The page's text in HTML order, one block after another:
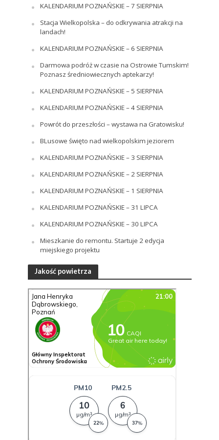
KALENDARIUM POZNAŃSKIE – 7 SIERPNIA
Stacja Wielkopolska – do odkrywania atrakcji na
landach!
KALENDARIUM POZNAŃSKIE – 6 SIERPNIA
Darmowa podróż w czasie na Ostrowie Tumskim!
Poznasz średniowiecznych aptekarzy!
KALENDARIUM POZNAŃSKIE – 5 SIERPNIA
KALENDARIUM POZNAŃSKIE – 4 SIERPNIA
Powrót do przeszłości – wystawa na Gratowisku!
BLusowe święto nad wielkopolskim jeziorem
KALENDARIUM POZNAŃSKIE – 3 SIERPNIA
KALENDARIUM POZNAŃSKIE – 2 SIERPNIA
KALENDARIUM POZNAŃSKIE – 1 SIERPNIA
KALENDARIUM POZNAŃSKIE – 31 LIPCA
KALENDARIUM POZNAŃSKIE – 30 LIPCA
Mieszkanie do remontu. Startuje 2 edycja
miejskiego projektu
Jakość powietrza